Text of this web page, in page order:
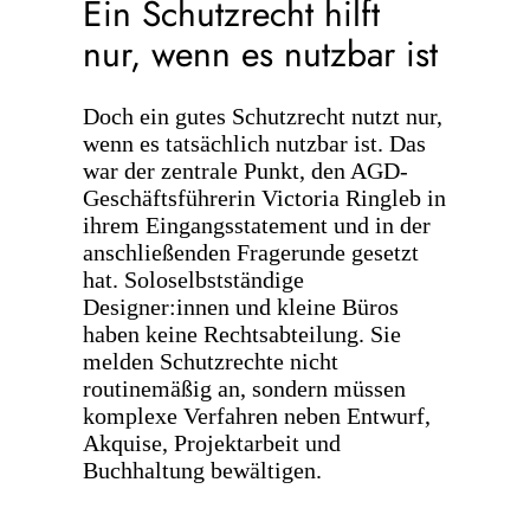
Ein Schutzrecht hilft
nur, wenn es nutzbar ist
Doch ein gutes Schutzrecht nutzt nur,
wenn es tatsächlich nutzbar ist. Das
war der zentrale Punkt, den AGD-
Geschäftsführerin Victoria Ringleb in
ihrem Eingangsstatement und in der
anschließenden Fragerunde gesetzt
hat. Soloselbstständige
Designer:innen und kleine Büros
haben keine Rechtsabteilung. Sie
melden Schutzrechte nicht
routinemäßig an, sondern müssen
komplexe Verfahren neben Entwurf,
Akquise, Projektarbeit und
Buchhaltung bewältigen.